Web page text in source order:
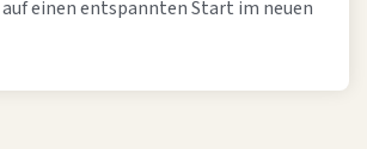
auf einen entspannten Start im neuen